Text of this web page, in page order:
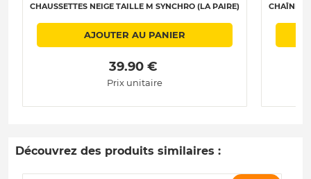
CHAUSSETTES NEIGE TAILLE M SYNCHRO (LA PAIRE)
AJOUTER AU PANIER
39.90 €
Prix unitaire
CHAÎNES
Découvrez des produits similaires :